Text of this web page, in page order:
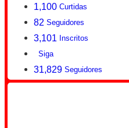
1,100 Curtidas
82 Seguidores
3,101 Inscritos
Siga
31,829 Seguidores